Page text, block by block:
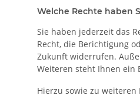
Welche Rechte haben
Sie haben jederzeit das
Recht, die Berichtigung
Zukunft widerrufen.
Weiteren steht Ihnen ein
Hierzu sowie zu